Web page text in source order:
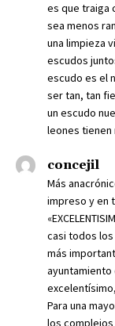
es que traiga
sea menos
una limpieza
escudos
escudo es el
ser tan, tan
un escudo
leones tienen
concejil
Más
impreso y en
casi todos
más
ayuntamiento
Para una
los